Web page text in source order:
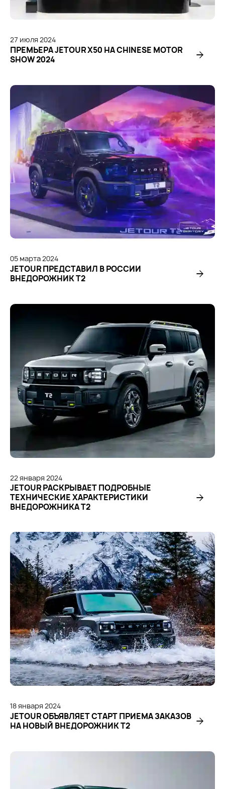
27 июля2024
ПРЕМЬЕРА JETOUR X50 НА CHINESE MOTOR
SHOW 2024
05 марта2024
JETOUR ПРЕДСТАВИЛ В РОССИИ
ВНЕДОРОЖНИК Т2
22января2024
JETOUR РАСКРЫВАЕТ ПОДРОБНЫЕ
ТЕХНИЧЕСКИЕ ХАРАКТЕРИСТИКИ
ВНЕДОРОЖНИКА T2
18января2024
JETOUR ОБЪЯВЛЯЕТ СТАРТ ПРИЕМА ЗАКАЗОВ
НА НОВЫЙ ВНЕДОРОЖНИК T2